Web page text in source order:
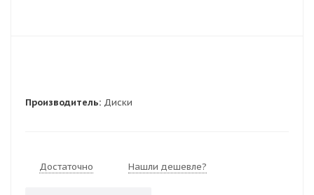
Производитель: Диски
Достаточно Нашли дешевле?